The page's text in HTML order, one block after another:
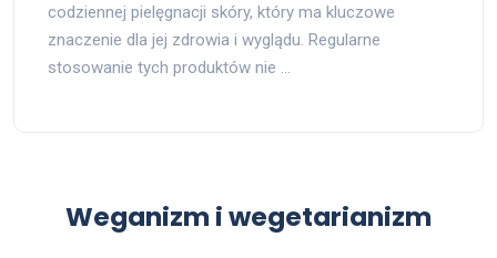
codziennej pielęgnacji skóry, który ma kluczowe
znaczenie dla jej zdrowia i wyglądu. Regularne
stosowanie tych produktów nie …
Weganizm i wegetarianizm